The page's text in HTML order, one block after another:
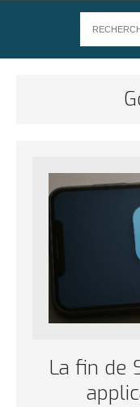
La fin de